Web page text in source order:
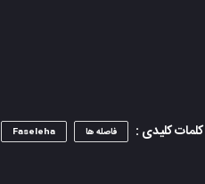
کلمات کلیدی : فاصله ها Faseleha